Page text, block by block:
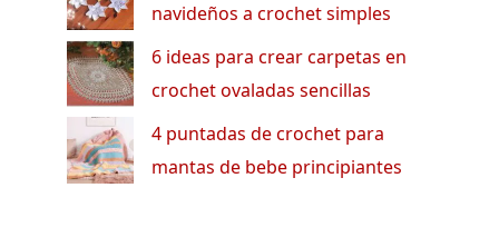
navideños a crochet simples
6 ideas para crear carpetas en
crochet ovaladas sencillas
4 puntadas de crochet para
mantas de bebe principiantes